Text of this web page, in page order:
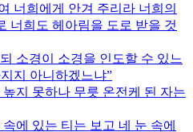
너희에게 안겨 주리라 너희의
너희도 헤아림을 도로 받을 것
소경이 소경을 인도할 수 있느
지 아니하겠느냐
지 못하나 무릇 온전케 된 자는
에 있는 티는 보고 네 눈 속에